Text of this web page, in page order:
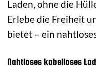
Laden, ohne die
Erlebe die Freiheit
bietet – ein
Nahtloses kabelloses